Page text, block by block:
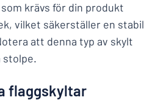
krävs för din produkt
vilket säkerställer en stabil
att denna typ av skylt
stolpe.
flaggskyltar